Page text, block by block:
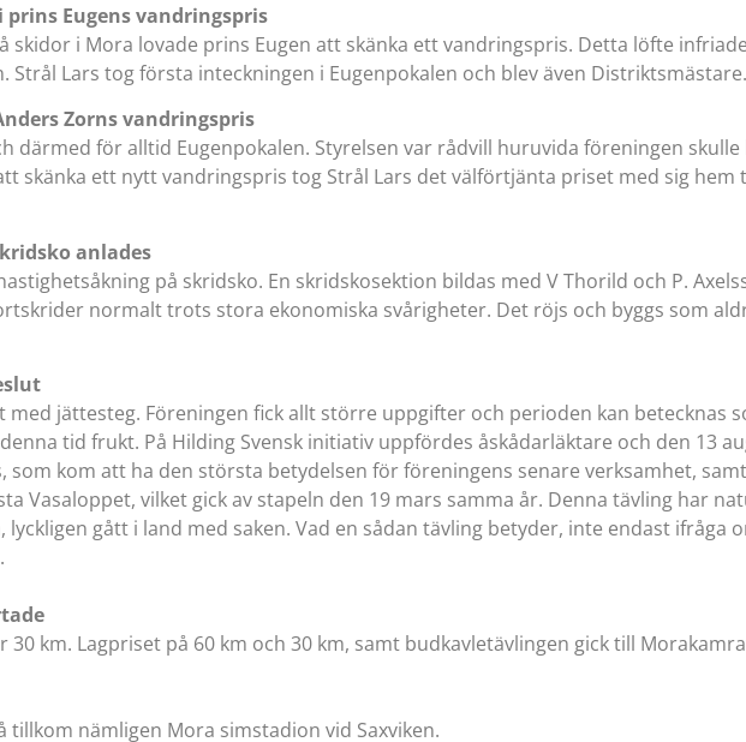
Eugens vandringspris
skidor i Mora lovade prins Eugen att skänka ett vandringspris. Detta löfte
Lars tog första inteckningen i Eugenpokalen och blev även Distriktsmästare.
Zorns vandringspris
därmed för alltid Eugenpokalen. Styrelsen var rådvill huruvida föreningen
skänka ett nytt vandringspris tog Strål Lars det välförtjänta priset med sig
anlades
på skridsko. En skridskosektion bildas med V Thorild och P.
normalt trots stora ekonomiska svårigheter. Det röjs och byggs som
med jättesteg. Föreningen fick allt större uppgifter och perioden kan betecknas
tid frukt. På Hilding Svensk initiativ uppfördes åskådarläktare och den 13
kom att ha den största betydelsen för föreningens senare verksamhet,
Vasaloppet, vilket gick av stapeln den 19 mars samma år. Denna tävling har
gått i land med saken. Vad en sådan tävling betyder, inte endast ifråga
km. Lagpriset på 60 km och 30 km, samt budkavletävlingen gick till
nämligen Mora simstadion vid Saxviken.